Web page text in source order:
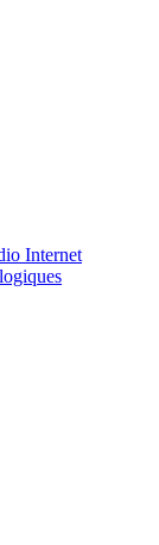
Internet